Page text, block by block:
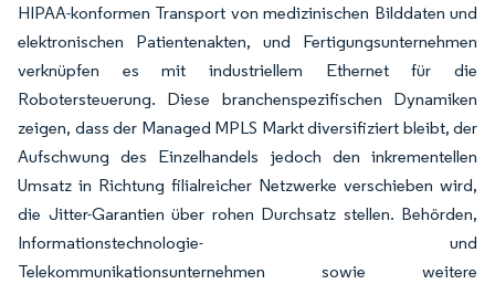
HIPAA-konformen Transport von medizinischen Bilddaten und
elektronischen Patientenakten, und Fertigungsunternehmen
verknüpfen es mit industriellem Ethernet für die
Robotersteuerung. Diese branchenspezifischen Dynamiken
zeigen, dass der Managed MPLS Markt diversifiziert bleibt, der
Aufschwung des Einzelhandels jedoch den inkrementellen
Umsatz in Richtung filialreicher Netzwerke verschieben wird,
die Jitter-Garantien über rohen Durchsatz stellen. Behörden,
Informationstechnologie- und
Telekommunikationsunternehmen sowie weitere